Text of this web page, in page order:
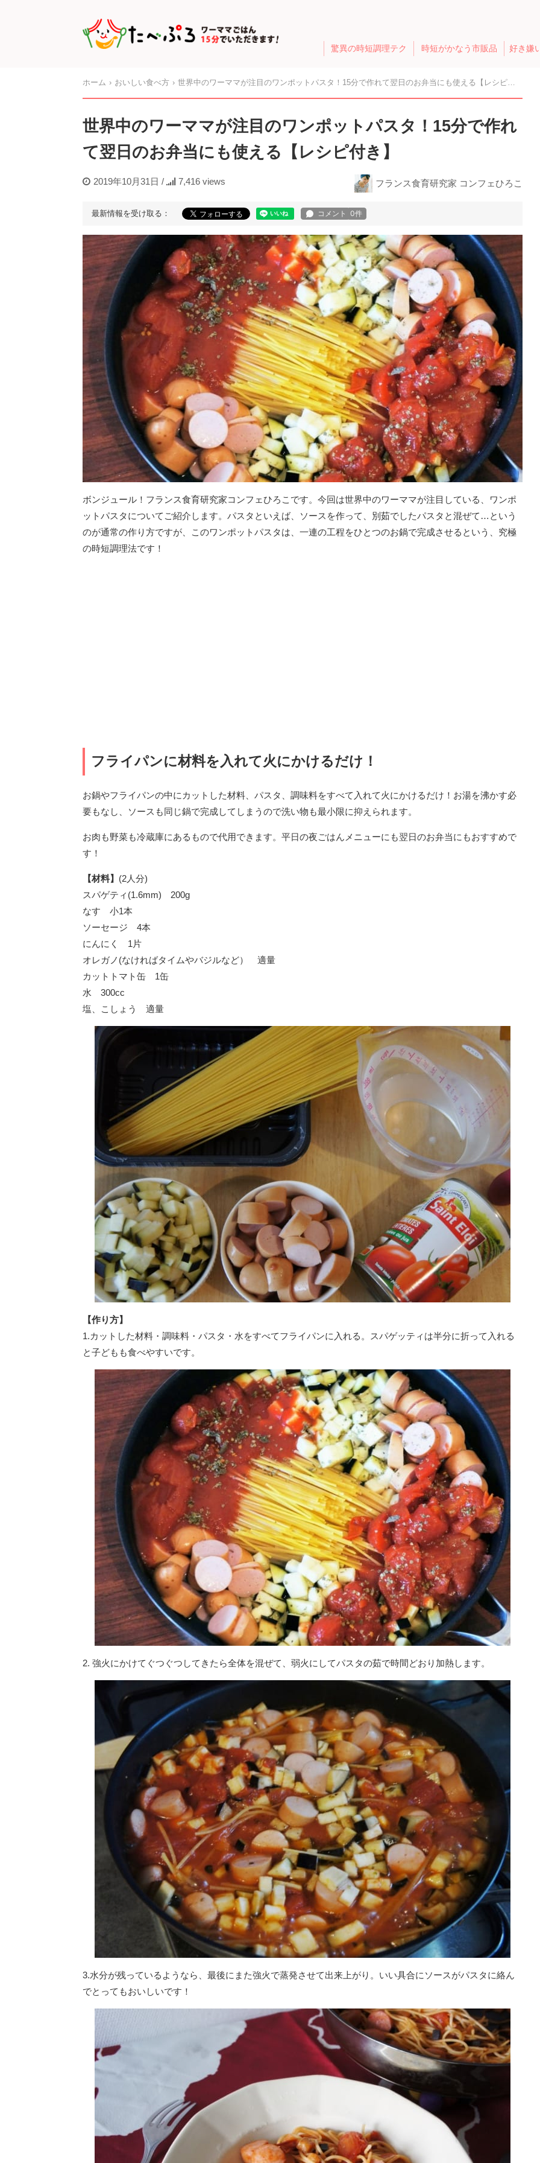
驚異の時短調理テク 時短がかなう市販品 好き嫌
ホーム おいしい食べ方 世界中のワーママが注目のワンポットパスタ！15分で作れて翌日のお弁当にも使える【レシピ付き】
世界中のワーママが注目のワンポットパスタ！15分で作れ
て翌日のお弁当にも使える【レシピ付き】
2019年10月31日 / 7,416 views フランス食育研究家 コンフェひろこ
最新情報を受け取る：
ボンジュール！フランス食育研究家コンフェひろこです。今回は世界中のワーママが注目している、ワンポ
ットパスタについてご紹介します。パスタといえば、ソースを作って、別茹でしたパスタと混ぜて…という
のが通常の作り方ですが、このワンポットパスタは、一連の工程をひとつのお鍋で完成させるという、究極
の時短調理法です！
フライパンに材料を入れて火にかけるだけ！
お鍋やフライパンの中にカットした材料、パスタ、調味料をすべて入れて火にかけるだけ！お湯を沸かす必
要もなし、ソースも同じ鍋で完成してしまうので洗い物も最小限に抑えられます。
お肉も野菜も冷蔵庫にあるもので代用できます。平日の夜ごはんメニューにも翌日のお弁当にもおすすめで
す！
【材料】 (2人分)
スパゲティ(1.6mm) 200g
なす 小1本
ソーセージ 4本
にんにく 1片
オレガノ(なければタイムやバジルなど） 適量
カットトマト缶 1缶
水 300cc
塩、こしょう 適量
【作り方】
1.カットした材料・調味料・パスタ・水をすべてフライパンに入れる。スパゲッティは半分に折って入れる
と子どもも食べやすいです。
2. 強火にかけてぐつぐつしてきたら全体を混ぜて、弱火にしてパスタの茹で時間どおり加熱します。
3.水分が残っているようなら、最後にまた強火で蒸発させて出来上がり。いい具合にソースがパスタに絡ん
でとってもおいしいです！